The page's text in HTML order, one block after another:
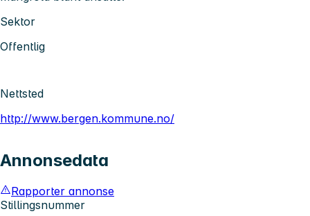
Sektor
Offentlig
Nettsted
http://www.bergen.kommune.no/
Annonsedata
Rapporter annonse
Stillingsnummer